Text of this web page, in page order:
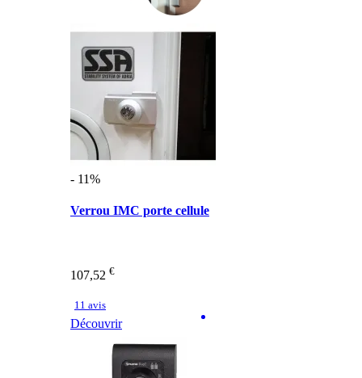
- 11%
Verrou IMC porte cellule
107,52 €
11 avis
Découvrir